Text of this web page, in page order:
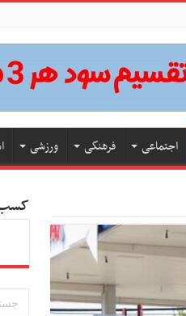
اجتماعی فرهنگی ورزشی
کسب